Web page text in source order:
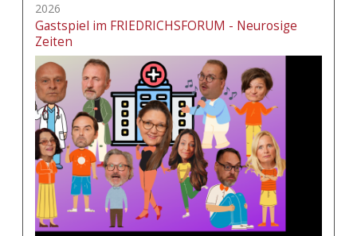
2026
Gastspiel im FRIEDRICHSFORUM - Neurosige
Zeiten